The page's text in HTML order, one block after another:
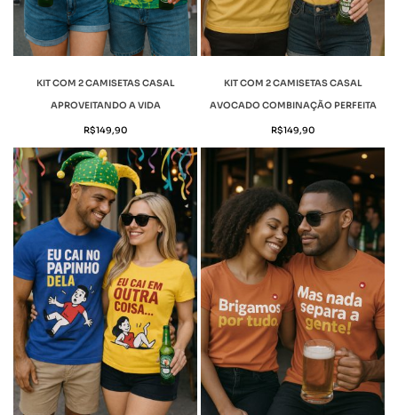
KIT COM 2 CAMISETAS CASAL
APROVEITANDO A VIDA
R$149,90
KIT COM 2 CAMISETAS CASAL
AVOCADO COMBINAÇÃO PERFEITA
R$149,90